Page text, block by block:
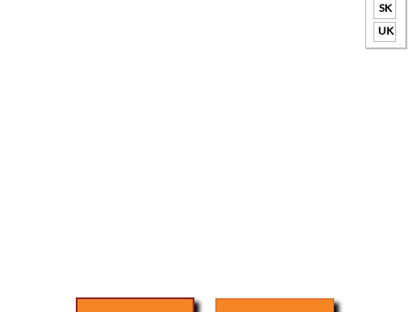
SK
UK